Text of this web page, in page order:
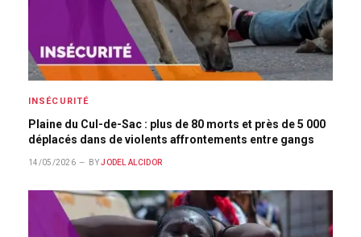
INSÉCURITÉ
Plaine du Cul-de-Sac : plus de 80 morts et près de 5 000
déplacés dans de violents affrontements entre gangs
14/05/2026 BY JODEL ALCIDOR